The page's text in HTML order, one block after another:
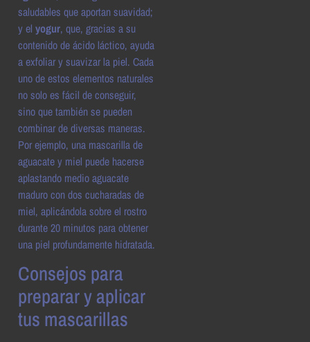
saludables que aportan suavidad;
y el yogur, que, gracias a su
contenido de ácido láctico, ayuda
a exfoliar y suavizar la piel. Cada
uno de estos elementos naturales
no solo es fácil de conseguir,
sino que también se pueden
combinar de diversas maneras.
Por ejemplo, una mascarilla de
aguacate y miel puede hacerse
aplastando medio aguacate
maduro con dos cucharadas de
miel, aplicándola sobre el rostro
durante 20 minutos para obtener
una piel profundamente hidratada.
Consejos para
preparar y aplicar
tus mascarillas